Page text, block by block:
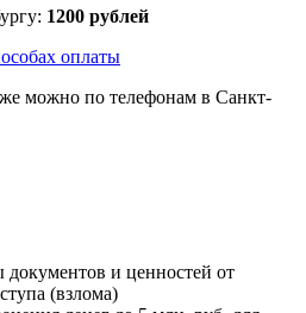
1200 рублей
оплаты
можно по телефонам в Санкт-
и ценностей от
(взлома)